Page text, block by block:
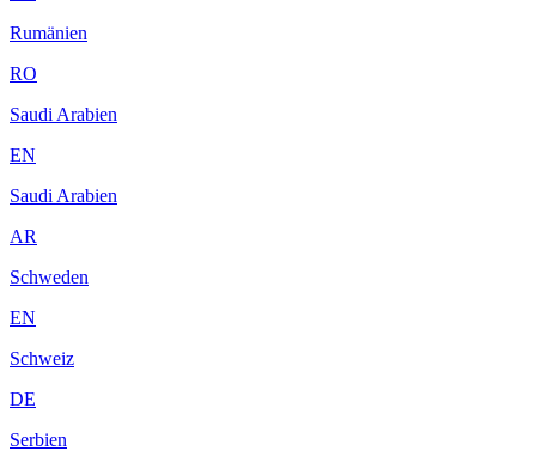
Rumänien
RO
Saudi Arabien
EN
Saudi Arabien
AR
Schweden
EN
Schweiz
DE
Serbien